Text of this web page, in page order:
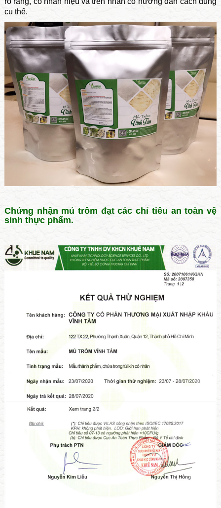
cụ thể.
Chứng nhận mủ trôm đạt các chỉ tiêu an toàn vệ
sinh thực phẩm.